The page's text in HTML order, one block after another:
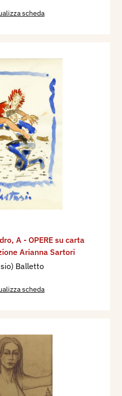
scheda
, A - OPERE su carta
Arianna Sartori
Balletto
scheda